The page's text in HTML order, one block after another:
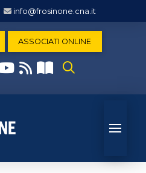
info@frosinone.cna.it
ASSOCIATI ONLINE